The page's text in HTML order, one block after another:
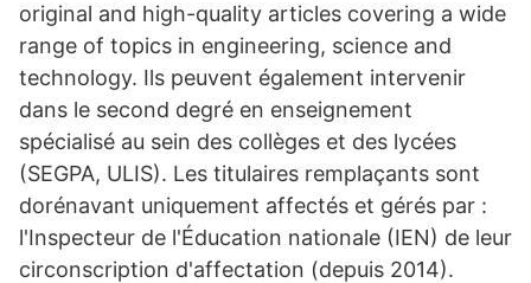
original and high-quality articles covering a wide
range of topics in engineering, science and
technology. Ils peuvent également intervenir
dans le second degré en enseignement
spécialisé au sein des collèges et des lycées
(SEGPA, ULIS). Les titulaires remplaçants sont
dorénavant uniquement affectés et gérés par :
l'Inspecteur de l'Éducation nationale (IEN) de leur
circonscription d'affectation (depuis 2014).